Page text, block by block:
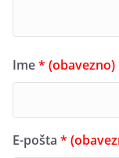
Ime* (obavezno)
E-pošta *